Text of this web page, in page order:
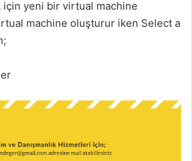
için yeni bir virtual machine
machine oluşturur iken Select a